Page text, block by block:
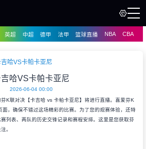
英超 中超 德甲 法甲 篮球直播 NBA CBA
哈VS卡帕卡亚尼
哈VS卡帕卡亚尼
2026-06-04 00:00
K联对决【卡吉哈 vs 卡帕卡亚尼】将进行直播。喜爱芬K
，确保不错过这场精彩的比赛。为了您的观赛体验，还特
列表、两队的历史交锋记录和赛程安排。这里是您获取芬
。